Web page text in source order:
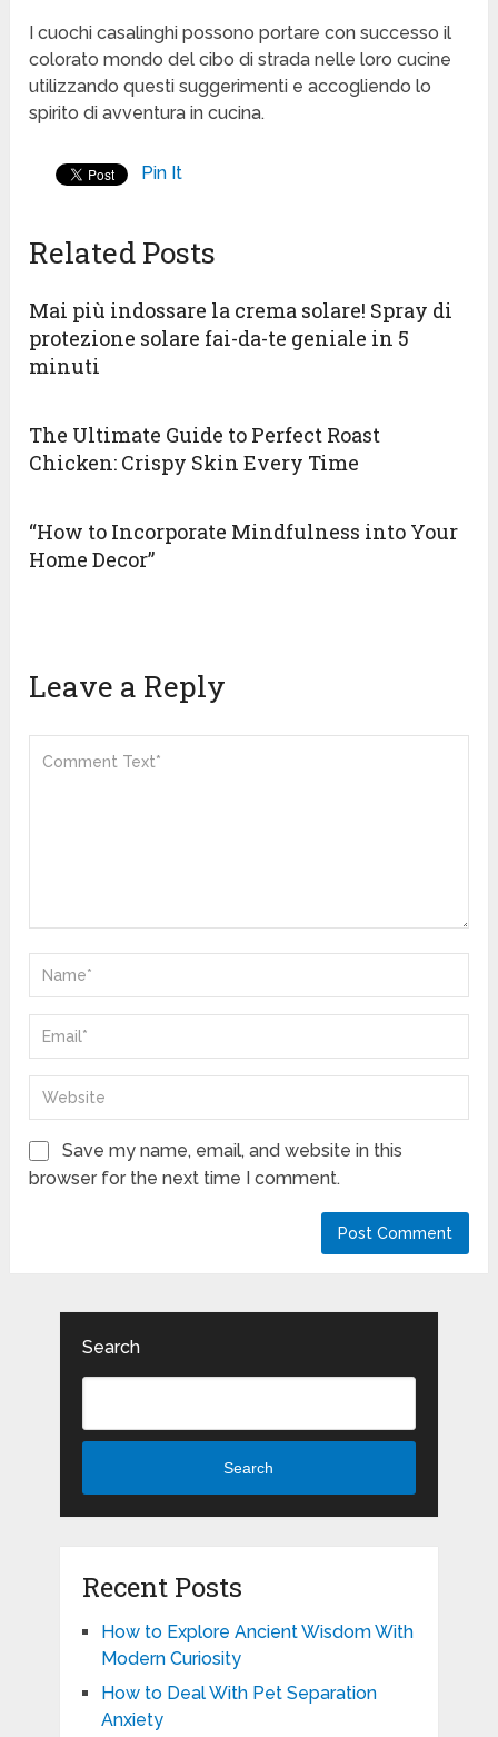
I cuochi casalinghi possono portare con successo il
colorato mondo del cibo di strada nelle loro cucine
utilizzando questi suggerimenti e accogliendo lo
spirito di avventura in cucina.
Pin It
Related Posts
Mai più indossare la crema solare! Spray di
protezione solare fai-da-te geniale in 5
minuti
The Ultimate Guide to Perfect Roast
Chicken: Crispy Skin Every Time
“How to Incorporate Mindfulness into Your
Home Decor”
Leave a Reply
Save my name, email, and website in this
browser for the next time I comment.
Search
Search
Recent Posts
How to Explore Ancient Wisdom With
Modern Curiosity
How to Deal With Pet Separation
Anxiety